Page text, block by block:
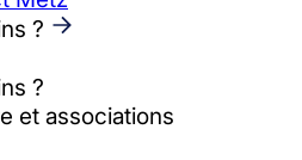
?
?
et associations